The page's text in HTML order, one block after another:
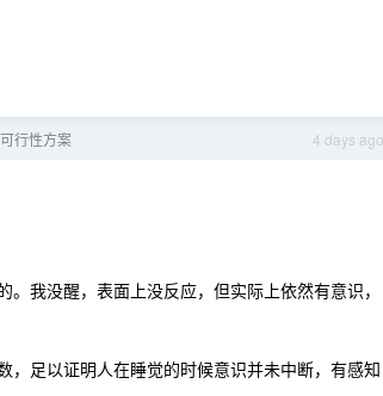
4 days ago
行性方案
我没醒，表面上没反应，但实际上依然有意识，
，足以证明人在睡觉的时候意识并未中断，有感知